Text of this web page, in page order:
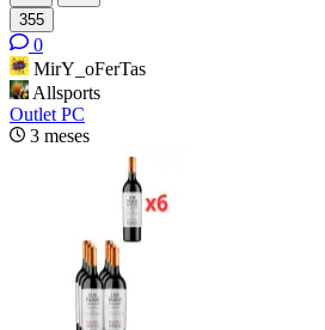
355
0
MirY_oFerTas
Allsports
Outlet PC
3 meses